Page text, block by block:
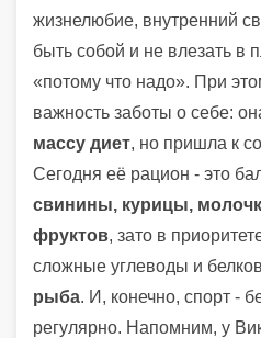
жизнелюбие, внутренний
быть собой и не влезать в
«потому что надо». При
важность заботы о себе:
массу диет, но пришла к
Сегодня её рацион - это
свинины, курицы,
фруктов, зато в
сложные углеводы и
рыба. И, конечно, спорт -
регулярно. Напомним, у